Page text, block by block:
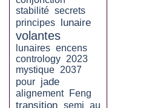
stabilité secrets
principes lunaire
volantes
lunaires encens
contrology 2023
mystique 2037
pour jade
alignement Feng
transition semi au